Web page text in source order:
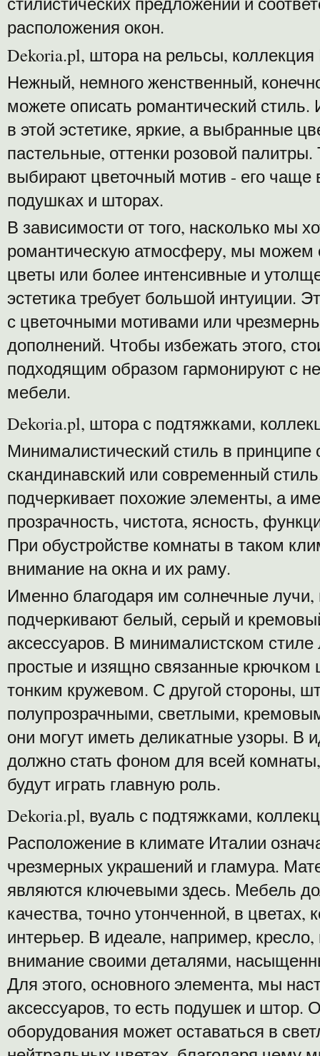
расположения окон.
Dekoria.pl, штора на рельсы,
Нежный, немного женственный,
можете описать романтический
в этой эстетике, яркие, а выбранные
пастельные, оттенки розовой
выбирают цветочный мотив - его чаще
подушках и шторах.
В зависимости от того, насколько мы
романтическую атмосферу, мы можем
цветы или более интенсивные и
эстетика требует большой интуиции.
с цветочными мотивами или
дополнений. Чтобы избежать этого,
подходящим образом гармонируют с
мебели.
Dekoria.pl, штора с подтяжками,
Минималистический стиль в принципе
скандинавский или современный
подчеркивает похожие элементы, а
прозрачность, чистота, ясность,
При обустройстве комнаты в таком
внимание на окна и их раму.
Именно благодаря им солнечные
подчеркивают белый, серый и
аксессуаров. В минималистском
простые и изящно связанные
тонким кружевом. С другой стороны,
полупрозрачными, светлыми,
они могут иметь деликатные узоры. В
должно стать фоном для всей
будут играть главную роль.
Dekoria.pl, вуаль с подтяжками,
Расположение в климате Италии
чрезмерных украшений и гламура.
являются ключевыми здесь. Мебель
качества, точно утонченной, в цветах,
интерьер. В идеале, например, кресло,
внимание своими деталями,
Для этого, основного элемента, мы
аксессуаров, то есть подушек и штор.
оборудования может оставаться в